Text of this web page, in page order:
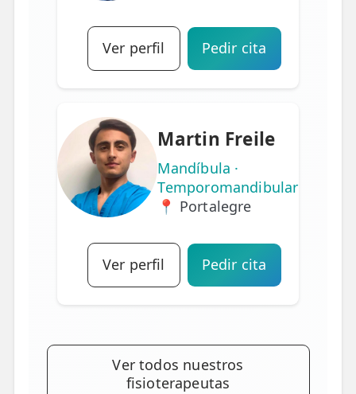
Ver perfil Pedir cita
Martin Freile
Mandíbula ·
Temporomandibular
📍 Portalegre
Ver perfil Pedir cita
Ver todos nuestros
fisioterapeutas